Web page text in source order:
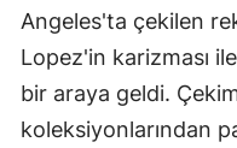
Angeles'ta çekilen
Lopez'in karizması
bir araya geldi.
koleksiyonlarından